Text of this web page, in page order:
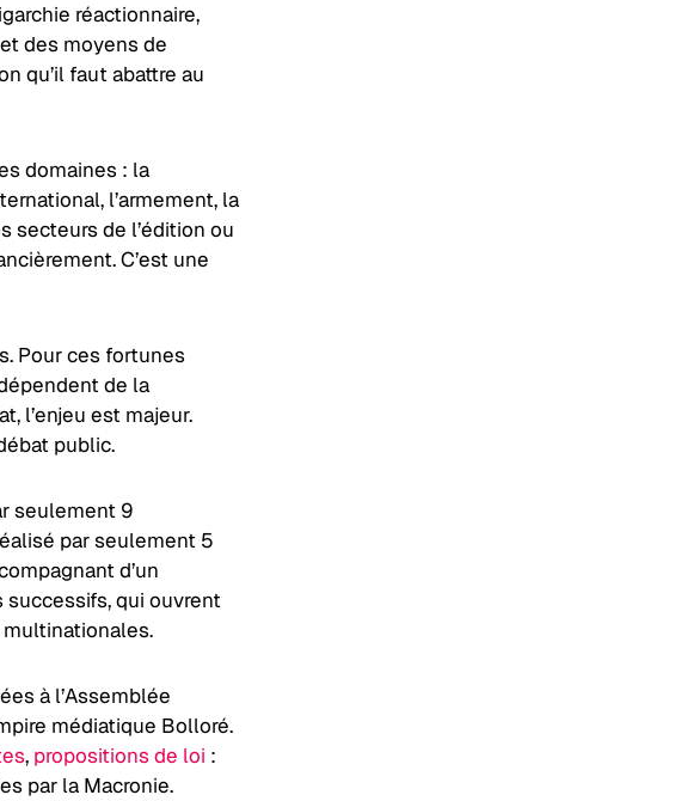
réactionnaire,
des moyens de
qu’il faut abattre au
domaines : la
l’armement, la
secteurs de l’édition ou
C’est une
Pour ces fortunes
de la
l’enjeu est majeur.
public.
seulement 9
par seulement 5
d’un
qui ouvrent
à l’Assemblée
médiatique Bolloré.
, propositions de loi :
par la Macronie.